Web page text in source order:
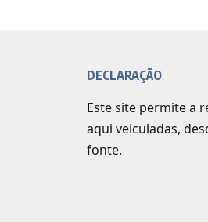
DECLARAÇÃO
Este site permite a
aqui veiculadas,
fonte.